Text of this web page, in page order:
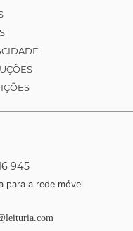
945
para a rede móvel